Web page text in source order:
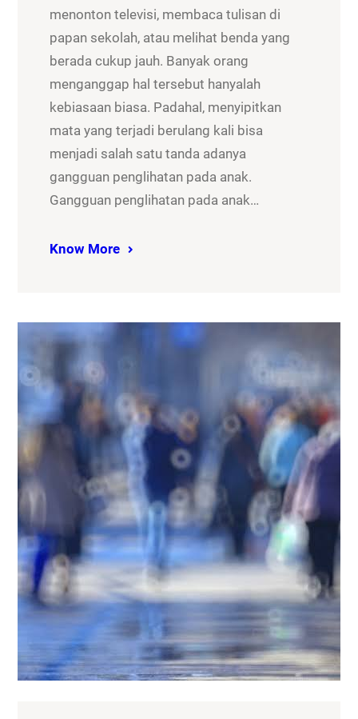
menonton televisi, membaca tulisan di
papan sekolah, atau melihat benda yang
berada cukup jauh. Banyak orang
menganggap hal tersebut hanyalah
kebiasaan biasa. Padahal, menyipitkan
mata yang terjadi berulang kali bisa
menjadi salah satu tanda adanya
gangguan penglihatan pada anak.
Gangguan penglihatan pada anak…
Know More